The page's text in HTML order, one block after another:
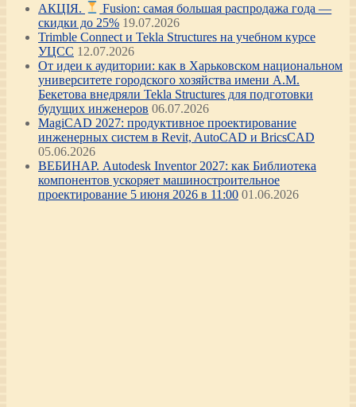
АКЦІЯ.
Fusion: самая большая распродажа года —
скидки до 25% 19.07.2026
Trimble Connect и Tekla Structures на учебном курсе
УЦСС 12.07.2026
От идеи к аудитории: как в Харьковском национальном
университете городского хозяйства имени А.М.
Бекетова внедряли Tekla Structures для подготовки
будущих инженеров 06.07.2026
MagiCAD 2027: продуктивное проектирование
инженерных систем в Revit, AutoCAD и BricsCAD
05.06.2026
ВЕБИНАР. Autodesk Inventor 2027: как Библиотека
компонентов ускоряет машиностроительное
проектирование 5 июня 2026 в 11:00 01.06.2026